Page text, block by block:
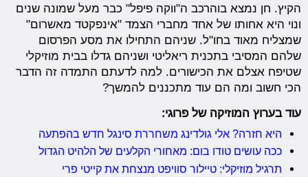
הקיץ. חן נמצא בוהרכב ה"ווקה פיפל" כבר מעל שמונה שנים
ונוי היא אחותו של אחד מחברי הצמד "אינפקטד מאשרום"
שמצליח מאוד בחו"ל. שניהם התחילו את מסע הפרסום
שלהם המסיבי בתכנית ריאליטי ושניהם גדלו בבית מוזיקלי
שטיפח אצלם את הכישורים. למה לדעתם התמדה זה הדבר
הכי חשוב ומה הם עוד מתכננים להמשך?
עוד בערוץ המוזיקה של פרוגי:
היא חזרה? אלי גולדינג משחררת סינגל חדש בהפתעה
ככה עושים טודו בום: מאחורי הקלעים של הלהיט הגדול
תרגיל מוזיקלי: טיילור סוויפט מנצחת את קייטי פרי